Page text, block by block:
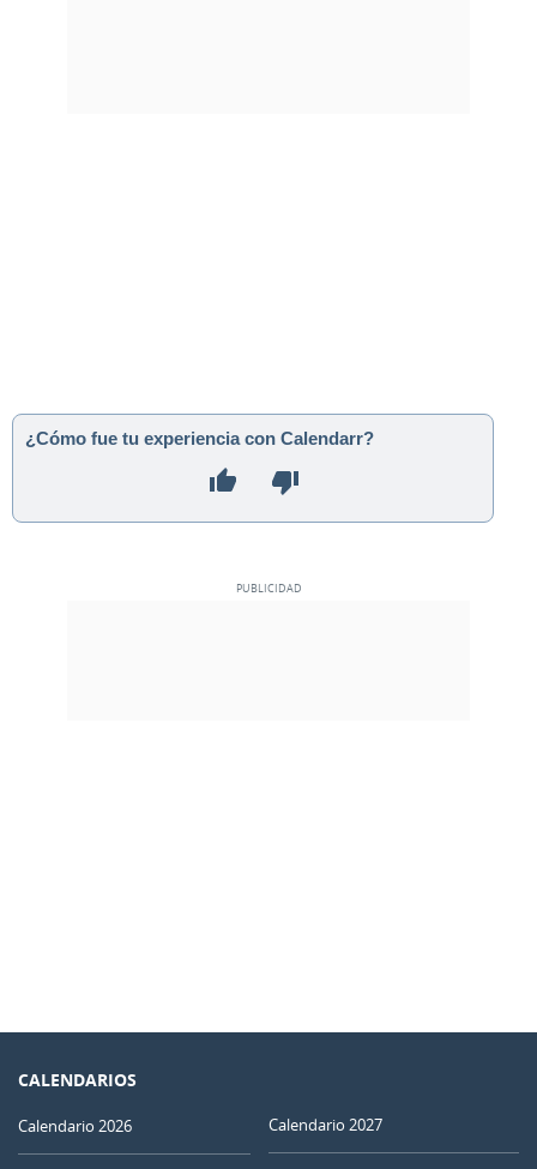
¿Cómo fue tu experiencia con Calendarr?
CALENDARIOS
Calendario 2026 Calendario 2027